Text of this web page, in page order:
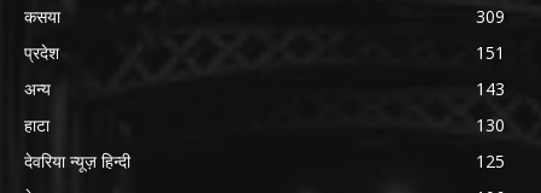
कसया
309
प्रदेश
151
अन्य
143
हाटा
130
देवरिया न्यूज़ हिन्दी
125